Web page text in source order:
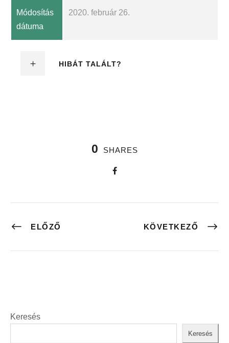
Módosítás
dátuma
2020. február 26.
HIBÁT TALÁLT?
0 SHARES
ELŐZŐ KÖVETKEZŐ
Keresés
Keresés